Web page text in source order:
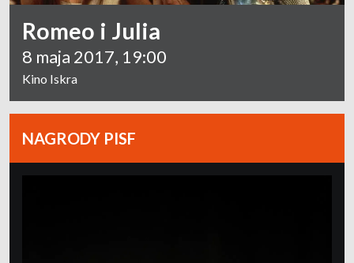
Romeo i Julia
8 maja 2017, 19:00
Kino Iskra
NAGRODY PISF